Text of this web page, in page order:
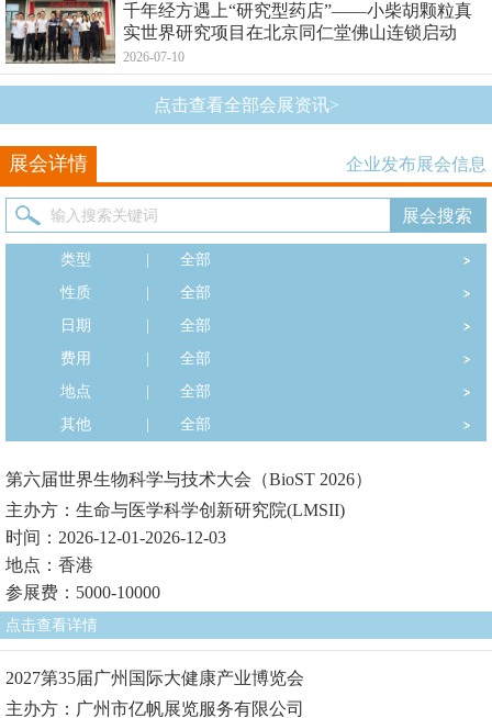
千年经方遇上“研究型药店”——小柴胡颗粒真
实世界研究项目在北京同仁堂佛山连锁启动
2026-07-10
点击查看全部会展资讯>
展会详情 企业发布展会信息
类型
全部
性质
全部
日期
全部
费用
全部
地点
全部
其他
全部
第六届世界生物科学与技术大会（BioST 2026）
主办方：生命与医学科学创新研究院(LMSII)
时间：2026-12-01-2026-12-03
地点：香港
参展费：5000-10000
点击查看详情
2027第35届广州国际大健康产业博览会
主办方：广州市亿帆展览服务有限公司